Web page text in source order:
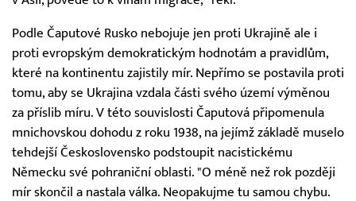
Podle Čaputové Rusko nebojuje jen proti Ukrajině ale i
proti evropským demokratickým hodnotám a pravidlům,
které na kontinentu zajistily mír. Nepřímo se postavila proti
tomu, aby se Ukrajina vzdala části svého území výměnou
za příslib míru. V této souvislosti Čaputová připomenula
mnichovskou dohodu z roku 1938, na jejímž základě muselo
tehdejší Československo podstoupit nacistickému
Německu své pohraniční oblasti. "O méně než rok později
mír skončil a nastala válka. Neopakujme tu samou chybu.